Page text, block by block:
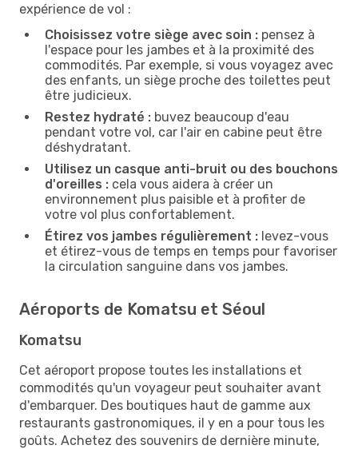
expérience de vol :
Choisissez votre siège avec soin : pensez à
l'espace pour les jambes et à la proximité des
commodités. Par exemple, si vous voyagez avec
des enfants, un siège proche des toilettes peut
être judicieux.
Restez hydraté : buvez beaucoup d'eau
pendant votre vol, car l'air en cabine peut être
déshydratant.
Utilisez un casque anti-bruit ou des bouchons
d'oreilles : cela vous aidera à créer un
environnement plus paisible et à profiter de
votre vol plus confortablement.
Étirez vos jambes régulièrement : levez-vous
et étirez-vous de temps en temps pour favoriser
la circulation sanguine dans vos jambes.
Aéroports de Komatsu et Séoul
Komatsu
Cet aéroport propose toutes les installations et
commodités qu'un voyageur peut souhaiter avant
d'embarquer. Des boutiques haut de gamme aux
restaurants gastronomiques, il y en a pour tous les
goûts. Achetez des souvenirs de dernière minute,